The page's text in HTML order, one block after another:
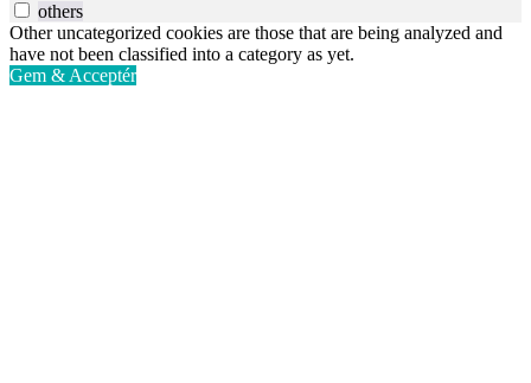
others
Other uncategorized cookies are those that are being analyzed and
have not been classified into a category as yet.
Gem & Acceptér